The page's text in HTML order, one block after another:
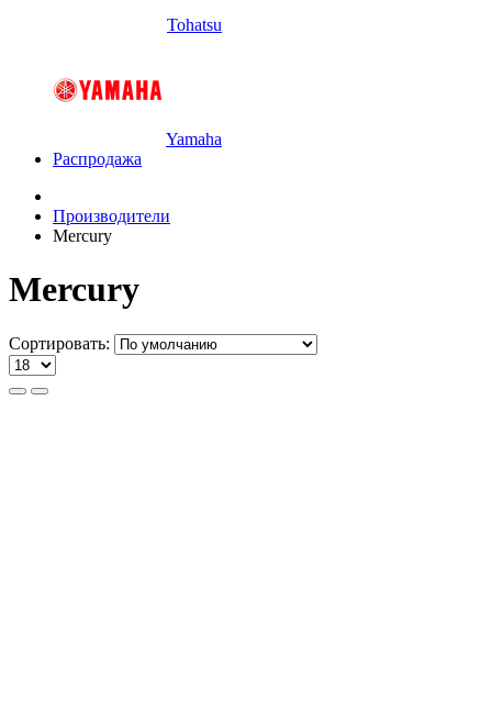
Tohatsu
Yamaha
Распродажа
Производители
Mercury
Mercury
Сортировать: